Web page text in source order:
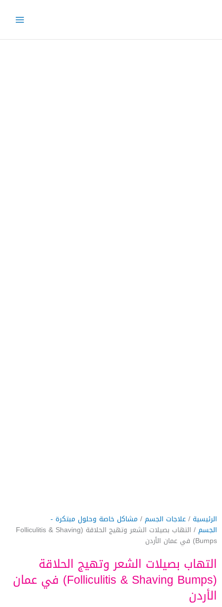
الرئيسية /علاجات الجسم/ مشاكل خاصة وحلول مبتكرة -
الجسم
/ التهاب بصيلات الشعر وتهيج الحلاقة (Folliculitis & Shaving
Bumps) في عمان الأردن
التهاب بصيلات الشعر وتهيج الحلاقة
(Folliculitis & Shaving Bumps) في عمان
الأردن